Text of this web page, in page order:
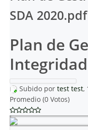
SDA 2020.pdf
Plan de
Subido por test test,
Promedio (0 Votos)